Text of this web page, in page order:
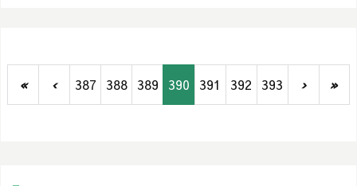
« ‹ 387 388 389 390 391 392 393 › »